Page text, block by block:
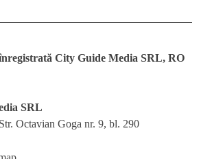
City Guide Media SRL, RO
SRL
Octavian Goga nr. 9, bl. 290